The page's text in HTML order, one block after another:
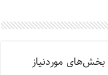
بخش‌های موردنیاز